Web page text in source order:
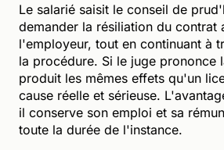
Le salarié saisit le conseil de
demander la résiliation du contrat
l'employeur, tout en continuant à
la procédure. Si le juge prononce
produit les mêmes effets qu'un
cause réelle et sérieuse.
il conserve son emploi et sa
toute la durée de l'instance.